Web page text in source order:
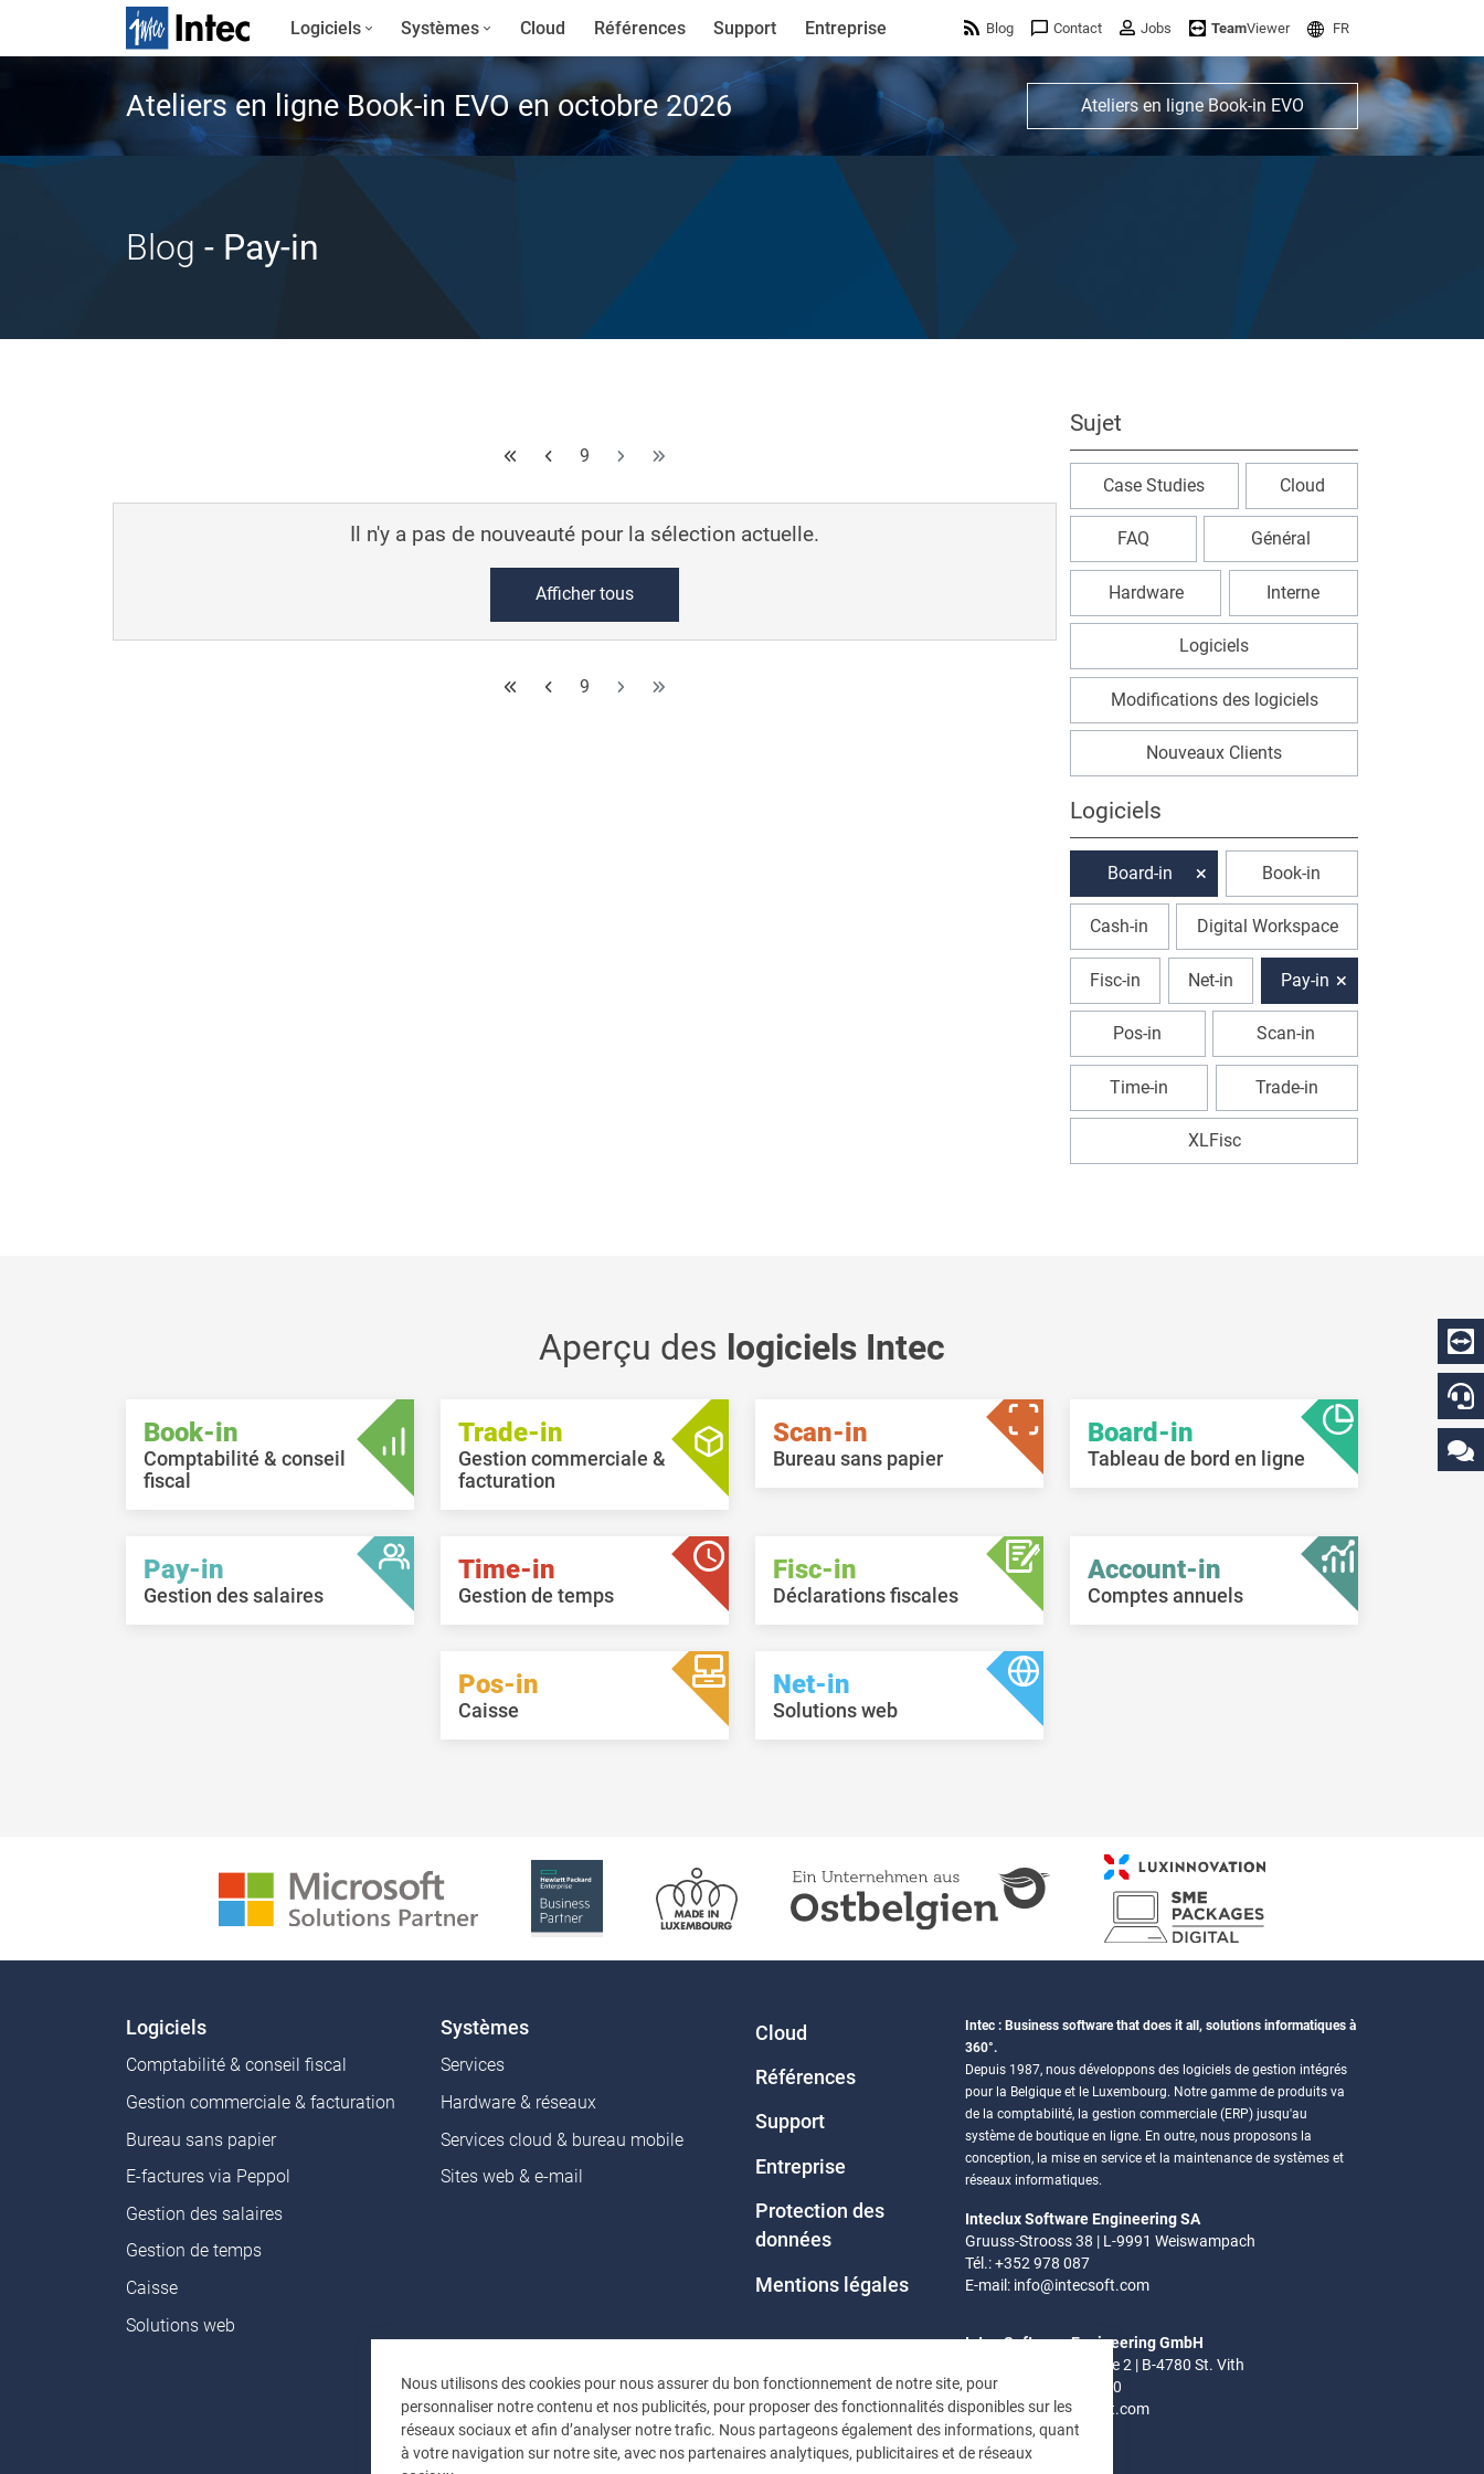
Nous utilisons des cookies pour nous assurer du bon fonctionnement de notre site, pour
personnaliser notre contenu et nos publicités, pour proposer des fonctionnalités disponibles sur les
réseaux sociaux et afin d’analyser notre trafic. Nous partageons également des informations, quant
à votre navigation sur notre site, avec nos partenaires analytiques, publicitaires et de réseaux
Logiciels Systèmes Cloud Références Support Entreprise Blog Contact Jobs TeamViewer FR
Ateliers en ligne Book-in EVO en octobre 2026 Ateliers en ligne Book-in EVO
Blog - Pay-in
9
Il n'y a pas de nouveauté pour la sélection actuelle.
Afficher tous
9
Sujet
Case Studies Cloud
FAQ Général
Hardware Interne
Logiciels
Modifications des logiciels
Nouveaux Clients
Logiciels
Board-in Book-in
Cash-in Digital Workspace
Fisc-in Net-in Pay-in
Pos-in Scan-in
Time-in Trade-in
XLFisc
Aperçu des logiciels Intec
Book-in
Comptabilité & conseil
fiscal
Trade-in
Gestion commerciale &
facturation
Scan-in
Bureau sans papier
Board-in
Tableau de bord en ligne
Pay-in
Gestion des salaires
Time-in
Gestion de temps
Fisc-in
Déclarations fiscales
Account-in
Comptes annuels
Pos-in
Caisse
Net-in
Solutions web
Logiciels
Comptabilité & conseil fiscal
Gestion commerciale & facturation
Bureau sans papier
E-factures via Peppol
Gestion des salaires
Gestion de temps
Caisse
Solutions web
Systèmes
Services
Hardware & réseaux
Services cloud & bureau mobile
Sites web & e-mail
Cloud
Références
Support
Entreprise
Protection des
données
Mentions légales
Intec : Business software that does it all, solutions informatiques à
360°.
Depuis 1987, nous développons des logiciels de gestion intégrés
pour la Belgique et le Luxembourg. Notre gamme de produits va
de la comptabilité, la gestion commerciale (ERP) jusqu'au
système de boutique en ligne. En outre, nous proposons la
conception, la mise en service et la maintenance de systèmes et
réseaux informatiques.
Inteclux Software Engineering SA
Gruuss-Strooss 38 | L-9991 Weiswampach
Tél.: +352 978 087
E-mail: info@intecsoft.com
Intec Software Engineering GmbH
Eifel-Ardennen Strasse 2 | B-4780 St. Vith
Tél.: +32 (0)80 280 080
E-mail:info@intecsoft.com